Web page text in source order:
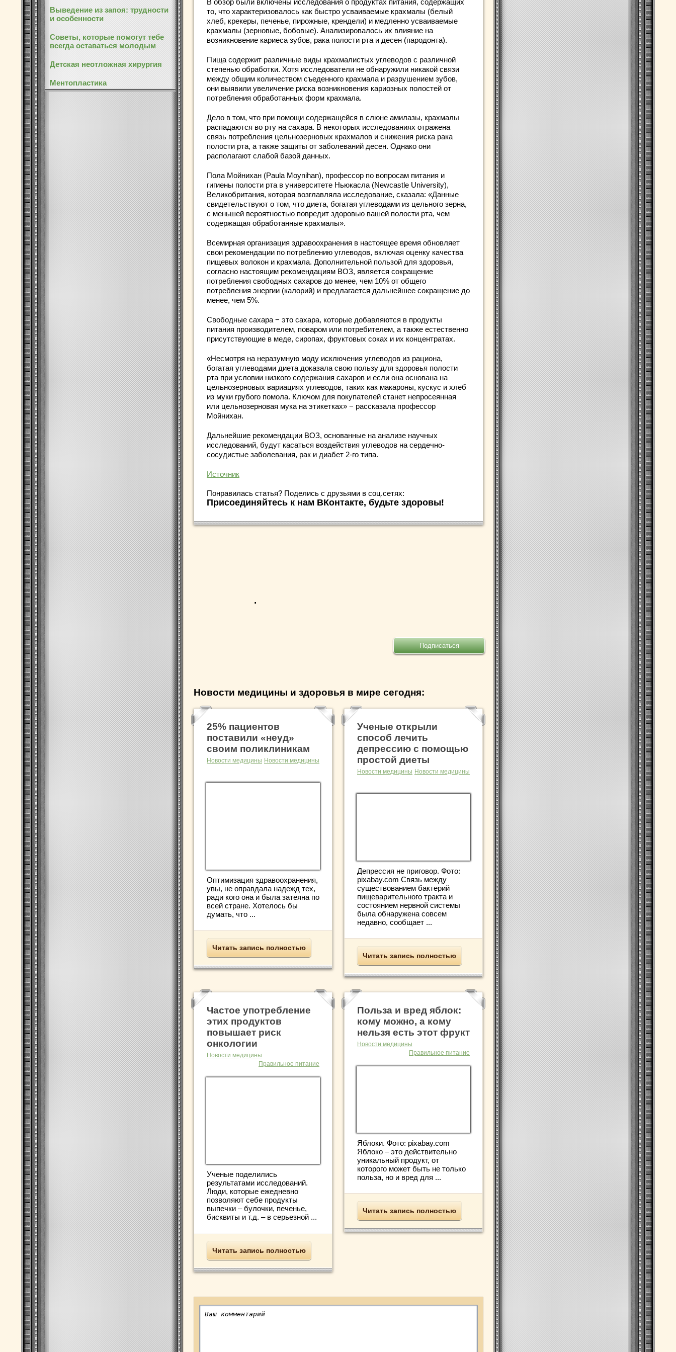
Выведение из запоя: трудности
и особенности
Советы, которые помогут тебе
всегда оставаться молодым
Детская неотложная хирургия
Ментопластика
В обзор были включены исследования о продуктах питания, содержащих
то, что характеризовалось как быстро усваиваемые крахмалы (белый
хлеб, крекеры, печенье, пирожные, крендели) и медленно усваиваемые
крахмалы (зерновые, бобовые). Анализировалось их влияние на
возникновение кариеса зубов, рака полости рта и десен (пародонта).
Пища содержит различные виды крахмалистых углеводов с различной
степенью обработки. Хотя исследователи не обнаружили никакой связи
между общим количеством съеденного крахмала и разрушением зубов,
они выявили увеличение риска возникновения кариозных полостей от
потребления обработанных форм крахмала.
Дело в том, что при помощи содержащейся в слюне амилазы, крахмалы
распадаются во рту на сахара. В некоторых исследованиях отражена
связь потребления цельнозерновых крахмалов и снижения риска рака
полости рта, а также защиты от заболеваний десен. Однако они
располагают слабой базой данных.
Пола Мойнихан (Paula Moynihan), профессор по вопросам питания и
гигиены полости рта в университете Ньюкасла (Newcastle University),
Великобритания, которая возглавляла исследование, сказала: «Данные
свидетельствуют о том, что диета, богатая углеводами из цельного зерна,
с меньшей вероятностью повредит здоровью вашей полости рта, чем
содержащая обработанные крахмалы».
Всемирная организация здравоохранения в настоящее время обновляет
свои рекомендации по потреблению углеводов, включая оценку качества
пищевых волокон и крахмала. Дополнительной пользой для здоровья,
согласно настоящим рекомендациям ВОЗ, является сокращение
потребления свободных сахаров до менее, чем 10% от общего
потребления энергии (калорий) и предлагается дальнейшее сокращение до
менее, чем 5%.
Свободные сахара − это сахара, которые добавляются в продукты
питания производителем, поваром или потребителем, а также естественно
присутствующие в меде, сиропах, фруктовых соках и их концентратах.
«Несмотря на неразумную моду исключения углеводов из рациона,
богатая углеводами диета доказала свою пользу для здоровья полости
рта при условии низкого содержания сахаров и если она основана на
цельнозерновых вариациях углеводов, таких как макароны, кускус и хлеб
из муки грубого помола. Ключом для покупателей станет непросеянная
или цельнозерновая мука на этикетках» − рассказала профессор
Мойнихан.
Дальнейшие рекомендации ВОЗ, основанные на анализе научных
исследований, будут касаться воздействия углеводов на сердечно-
сосудистые заболевания, рак и диабет 2-го типа.
Источник
Понравилась статья? Поделись с друзьями в соц.сетях:
Присоединяйтесь к нам ВКонтакте, будьте здоровы!
.
Новости медицины и здоровья в мире сегодня:
25% пациентов
поставили «неуд»
своим поликлиникам
Новости медицины Новости медицины
Оптимизация здравоохранения,
увы, не оправдала надежд тех,
ради кого она и была затеяна по
всей стране. Хотелось бы
думать, что ...
Читать запись полностью
Ученые открыли
способ лечить
депрессию с помощью
простой диеты
Новости медицины Новости медицины
Депрессия не приговор. Фото:
pixabay.com Связь между
существованием бактерий
пищеварительного тракта и
состоянием нервной системы
была обнаружена совсем
недавно, сообщает ...
Читать запись полностью
Частое употребление
этих продуктов
повышает риск
онкологии
Новости медицины
Правильное питание
Ученые поделились
результатами исследований.
Люди, которые ежедневно
позволяют себе продукты
выпечки – булочки, печенье,
бисквиты и т.д. – в серьезной ...
Читать запись полностью
Польза и вред яблок:
кому можно, а кому
нельзя есть этот фрукт
Новости медицины
Правильное питание
Яблоки. Фото: pixabay.com
Яблоко – это действительно
уникальный продукт, от
которого может быть не только
польза, но и вред для ...
Читать запись полностью